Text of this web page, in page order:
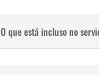
O que está incluso no